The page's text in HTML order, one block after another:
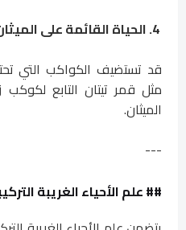
قد تستضيف الكواكب التي
مثل قمر تيتان التابع
الميثان.
---
## علم الأحياء الغريبة